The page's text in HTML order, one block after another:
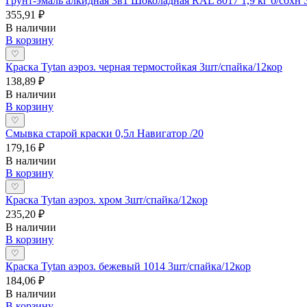
355,91 ₽
В наличии
В корзину
♡
Краска Tytan аэроз. черная термостойкая 3шт/спайка/12кор
138,89 ₽
В наличии
В корзину
♡
Смывка старой краски 0,5л Навигатор /20
179,16 ₽
В наличии
В корзину
♡
Краска Tytan аэроз. хром 3шт/спайка/12кор
235,20 ₽
В наличии
В корзину
♡
Краска Tytan аэроз. бежевый 1014 3шт/спайка/12кор
184,06 ₽
В наличии